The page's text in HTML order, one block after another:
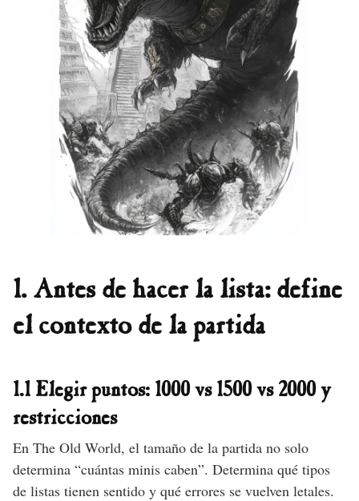
1. Antes de hacer la lista: define
el contexto de la partida
1.1 Elegir puntos: 1000 vs 1500 vs 2000 y
restricciones
En The Old World, el tamaño de la partida no solo
determina “cuántas minis caben”. Determina qué tipos
de listas tienen sentido y qué errores se vuelven letales.